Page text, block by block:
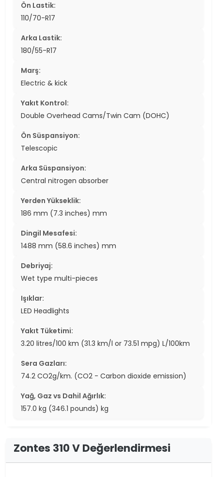
Ön Lastik:
110/70-R17
Arka Lastik:
180/55-R17
Marş:
Electric & kick
Yakıt Kontrol:
Double Overhead Cams/Twin Cam (DOHC)
Ön Süspansiyon:
Telescopic
Arka Süspansiyon:
Central nitrogen absorber
Yerden Yükseklik:
186 mm (7.3 inches) mm
Dingil Mesafesi:
1488 mm (58.6 inches) mm
Debriyaj:
Wet type multi-pieces
Işıklar:
LED Headlights
Yakıt Tüketimi:
3.20 litres/100 km (31.3 km/l or 73.51 mpg) L/100km
Sera Gazları:
74.2 CO2g/km. (CO2 - Carbon dioxide emission)
Yağ, Gaz vs Dahil Ağırlık:
157.0 kg (346.1 pounds) kg
Zontes 310 V Değerlendirmesi